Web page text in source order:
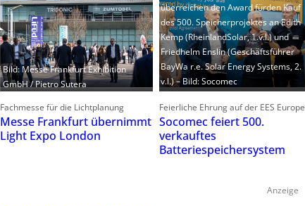
Bild: Messe Frankfurt Exhibition
GmbH / Pietro Sutera
Fachmesse für die Lichtplanung
Messe Frankfurt übernimmt
Light Expo London
überreichen den Award fürden Kauf
des 500. Speicherprojektes an Edith
Kemp (RheinlandSolar, 1.v.l.) und
Friedhelm Enslin (Geschäftsführer
BayWa r.e. Solar Energy Systems, 2.
v.l.) – Bild: Socomec
Feierliche Ehrung auf der EES Europe
Socomec feiert 500.
verkauftes
Batteriespeichersystem
Anzeige